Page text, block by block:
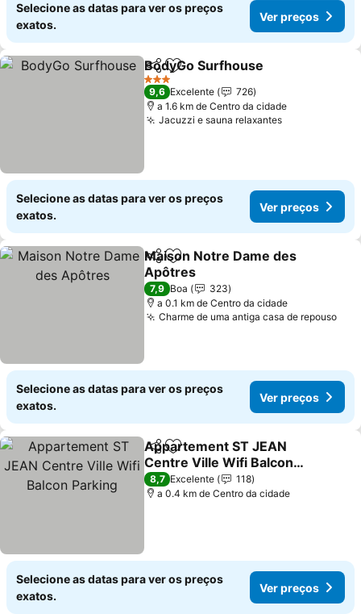
Selecione as datas para ver os preços
exatos.
Ver preços
PartilharAdicionar aos favoritos
BodyGo Surfhouse
3 Estrelas
9,6 Excelente
726
a 1.6 km de Centro da cidade
Jacuzzi e sauna relaxantesVer preços
Selecione as datas para ver os preços
exatos.
Ver preços
PartilharAdicionar aos favoritos
Maison Notre Dame des
Apôtres
Ver preços
7,9 Boa
323
a 0.1 km de Centro da cidade
Charme de uma antiga casa de repousoVer
Selecione as datas para ver os preços
exatos.
Ver preços
PartilharAdicionar aos favoritos
Appartement ST JEAN
Centre Ville Wifi Balcon
Parking
Ver preços
8,7 Excelente
118
a 0.4 km de Centro da cidade
Selecione as datas para ver os preços
exatos.
Ver preços